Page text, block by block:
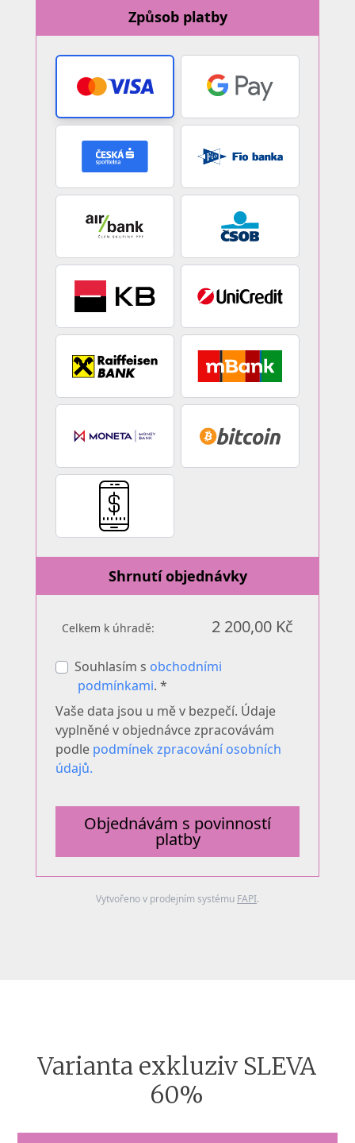
Způsob platby
Shrnutí objednávky
Celkem k úhradě: 2 200,00 Kč
Souhlasím s obchodními
podmínkami. *
Vaše data jsou u mě v bezpečí. Údaje
vyplněné v objednávce zpracovávám
podle podmínek zpracování osobních
údajů.
Objednávám s povinností
platby
Vytvořeno v prodejním systému FAPI.
Varianta exkluziv SLEVA
60%